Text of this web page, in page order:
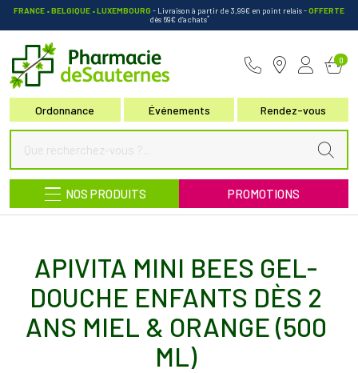
FRANCE • BELGIQUE • LUXEMBOURG - Livraison à partir de 3,99€ en point relais-OFFERTE
dès 69€ d’achats*
Ordonnance Événements Rendez-vous
0
NOS PRODUITS PROMOTIONS
APIVITA MINI BEES GEL-
DOUCHE ENFANTS DÈS 2
ANS MIEL & ORANGE (500
ML)